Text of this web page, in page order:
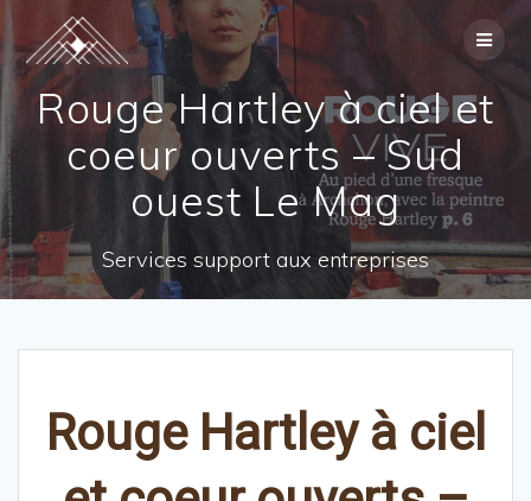
Skip
to
content
Rouge Hartley à ciel et
coeur ouverts – Sud
ouest Le Mag
Services support aux entreprises
Rouge Hartley à ciel